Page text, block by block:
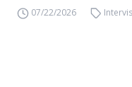
07/22/2026